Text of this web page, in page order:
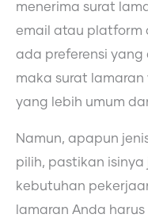
menerima surat
email atau platform
ada preferensi
maka surat
yang lebih umum
Namun, apapun
pilih, pastikan isinya
kebutuhan
lamaran Anda